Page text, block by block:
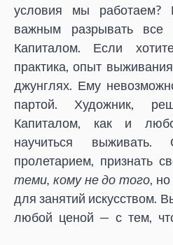
условия мы работаем?
важным разрывать все
Капиталом. Если
практика, опыт
джунглях. Ему
партой. Художник,
Капиталом, как и
научиться
пролетарием, признать
теми, кому не до того,
для занятий искусством.
любой ценой — с тем,